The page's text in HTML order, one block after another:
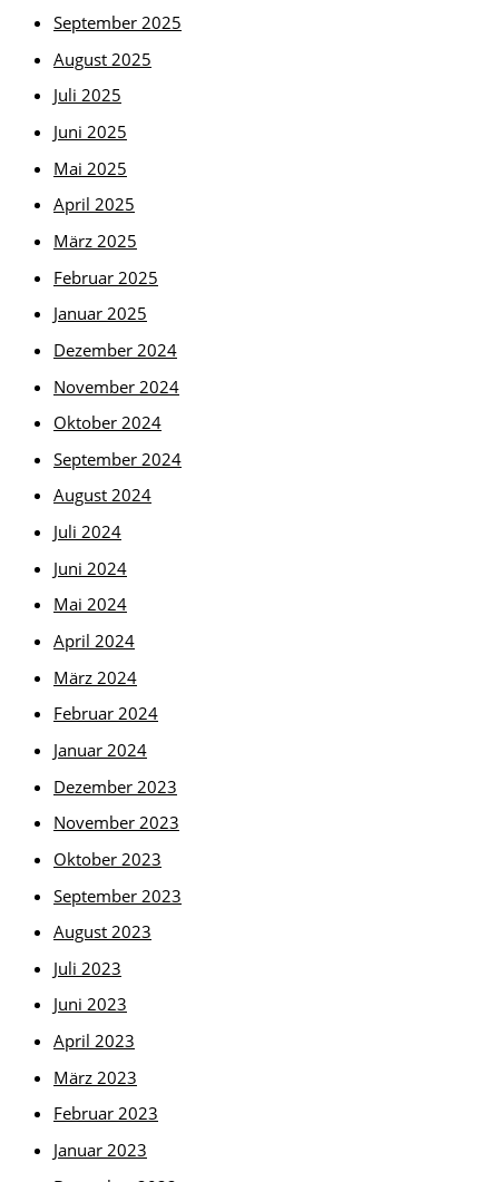
September 2025
August 2025
Juli 2025
Juni 2025
Mai 2025
April 2025
März 2025
Februar 2025
Januar 2025
Dezember 2024
November 2024
Oktober 2024
September 2024
August 2024
Juli 2024
Juni 2024
Mai 2024
April 2024
März 2024
Februar 2024
Januar 2024
Dezember 2023
November 2023
Oktober 2023
September 2023
August 2023
Juli 2023
Juni 2023
April 2023
März 2023
Februar 2023
Januar 2023